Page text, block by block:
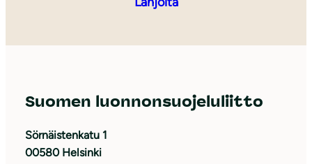
Suomen luonnonsuojeluliitto
Sörnäistenkatu 1
00580 Helsinki